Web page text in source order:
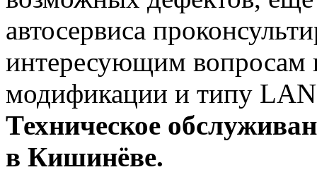
автосервиса
интересующим вопросам
модификации и типу
Техническое
в Кишинёве.